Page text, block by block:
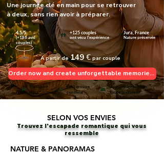
Une journée clé en main pour se retrouver
à deux, sans rien avoir à préparer.
A partir de149€ par couple
🚐 Transport
inlus
🤝
Petit groupe
convivial
👥
Accompagnement
toute la journée
Order now and create unforgettable memories! 🎁🏞️
Jura, France
Nature préservée
📍
+125 couples
ont vécu l'expérience
👫
4.5/5
(+186 avis
couples)
⭐
SELON VOS ENVIES
Trouvez l'escapade romantique qui vous
ressemble
NATURE & PANORAMAS